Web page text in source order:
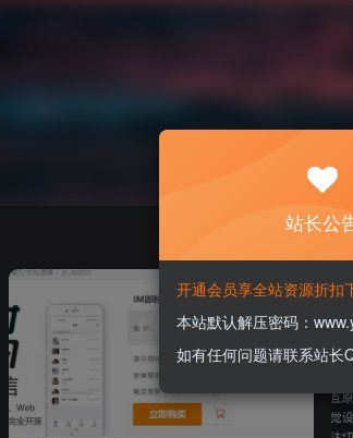
站长公
开通会员享全站资源折扣
本站默认解压密码：
如有任何问题请联系站长